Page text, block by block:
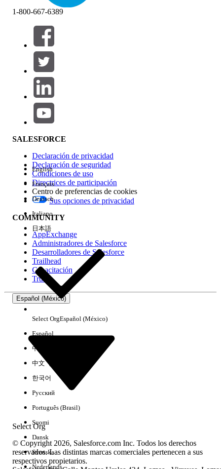
Filtros (0)
SELECCIONAR FILTROS
Área de productos
Repercusión de función
Edición
Experiencia
No hay resultados
1-800-667-6389
SALESFORCE
Declaración de privacidad
Declaración de seguridad
Condiciones de uso
Directrices de participación
Centro de preferencias de cookies
Sus opciones de privacidad
COMMUNITY
AppExchange
Administradores de Salesforce
Desarrolladores de Salesforce
Trailhead
Capacitación
Trust
Español (México)
Select Org
English
Français
Deutsch
Italiano
日本語
Select OrgEspañol (México)
Español
中文（简体）
中文（繁體）
한국어
Русский
Português (Brasil)
Suomi
Dansk
Svenska
Nederlands
© Copyright 2026, Salesforce.com Inc. Todos los derechos
reservados. Las distintas marcas comerciales pertenecen a sus
respectivos propietarios.